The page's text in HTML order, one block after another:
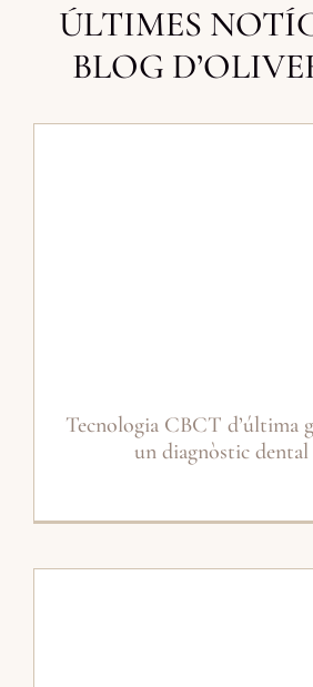
ÚLTIMES
BLOG
Tecnologia CBCT d’última
un diagnòstic dental